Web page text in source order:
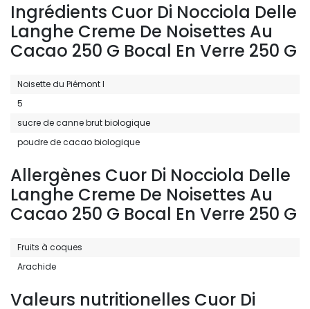
Ingrédients Cuor Di Nocciola Delle
Langhe Creme De Noisettes Au
Cacao 250 G Bocal En Verre 250 G
Noisette du Piémont I
5
sucre de canne brut biologique
poudre de cacao biologique
Allergènes Cuor Di Nocciola Delle
Langhe Creme De Noisettes Au
Cacao 250 G Bocal En Verre 250 G
Fruits à coques
Arachide
Valeurs nutritionelles Cuor Di